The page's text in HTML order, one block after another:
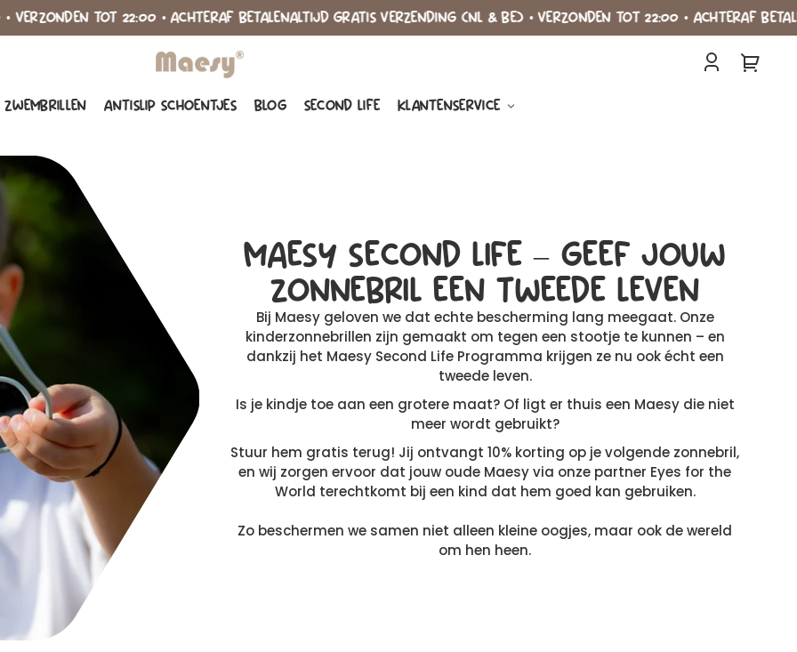
TOT 22:00 • ACHTERAF BETALEN ALTIJD GRATIS VERZENDING (NL & BE) • VERZONDEN TOT 22:00 • ACHTERAF BETALEN
MAESY®
ZWEMBRILLEN ANTISLIP SCHOENTJES BLOG SECOND LIFE KLANTENSERVICE
Inloggen
MAESY SECOND LIFE – GEEF JOUW
ZONNEBRIL EEN TWEEDE LEVEN
Bij Maesy geloven we dat echte bescherming lang meegaat. Onze
kinderzonnebrillen zijn gemaakt om tegen een stootje te kunnen – en
dankzij het Maesy Second Life Programma krijgen ze nu ook écht een
tweede leven.
Is je kindje toe aan een grotere maat? Of ligt er thuis een Maesy die niet
meer wordt gebruikt?
Stuur hem gratis terug! Jij ontvangt 10% korting op je volgende zonnebril,
en wij zorgen ervoor dat jouw oude Maesy via onze partner Eyes for the
World terechtkomt bij een kind dat hem goed kan gebruiken.
Zo beschermen we samen niet alleen kleine oogjes, maar ook de wereld
om hen heen.